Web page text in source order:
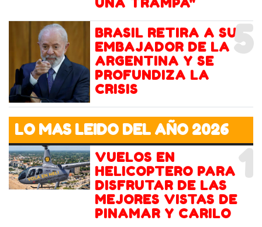
5
BRASIL RETIRA A SU
EMBAJADOR DE LA
ARGENTINA Y SE
PROFUNDIZA LA
CRISIS
LO MAS LEIDO DEL AÑO 2026
1
VUELOS EN
HELICOPTERO PARA
DISFRUTAR DE LAS
MEJORES VISTAS DE
PINAMAR Y CARILO